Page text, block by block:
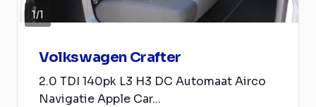
1/1
Volkswagen Crafter
2.0 TDI 140pk L3 H3 DC Automaat Airco
Navigatie Apple Car...